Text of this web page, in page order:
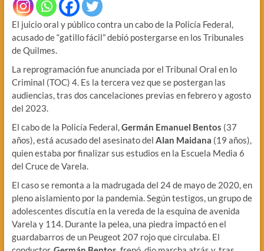
El juicio oral y público contra un cabo de la Policía Federal,
acusado de “gatillo fácil” debió postergarse en los Tribunales
de Quilmes.
La reprogramación fue anunciada por el Tribunal Oral en lo
Criminal (TOC) 4. Es la tercera vez que se postergan las
audiencias, tras dos cancelaciones previas en febrero y agosto
del 2023.
El cabo de la Policía Federal,Germán Emanuel Bentos (37
años), está acusado del asesinato del Alan Maidana (19 años),
quien estaba por finalizar sus estudios en la Escuela Media 6
del Cruce de Varela.
El caso se remonta a la madrugada del 24 de mayo de 2020, en
pleno aislamiento por la pandemia. Según testigos, un grupo de
adolescentes discutía en la vereda de la esquina de avenida
Varela y 114. Durante la pelea, una piedra impactó en el
guardabarros de un Peugeot 207 rojo que circulaba. El